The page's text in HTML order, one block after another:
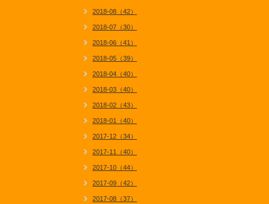
2018-08（42）
2018-07（30）
2018-06（41）
2018-05（39）
2018-04（40）
2018-03（40）
2018-02（43）
2018-01（40）
2017-12（34）
2017-11（40）
2017-10（44）
2017-09（42）
2017-08（37）